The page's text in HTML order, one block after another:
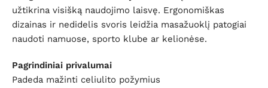
užtikrina visišką naudojimo laisvę. Ergonomiškas
dizainas ir nedidelis svoris leidžia masažuoklį patogiai
naudoti namuose, sporto klube ar kelionėse.
Pagrindiniai privalumai
Padeda mažinti celiulito požymius